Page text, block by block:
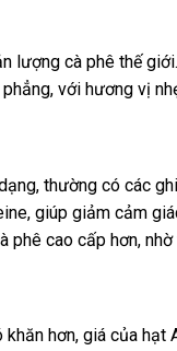
lượng cà phê thế
với hương vị
thường có các
giúp giảm cảm
phê cao cấp hơn,
khăn hơn, giá của